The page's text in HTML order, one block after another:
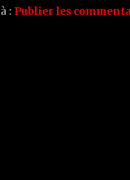
: Publier les